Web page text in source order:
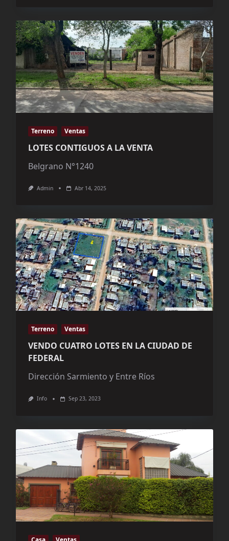
Terreno Ventas
LOTES CONTIGUOS A LA VENTA
Belgrano N°1240
Admin Abr 14, 2025
Terreno Ventas
VENDO CUATRO LOTES EN LA CIUDAD DE
FEDERAL
Dirección Sarmiento y Entre Ríos
Info Sep 23, 2023